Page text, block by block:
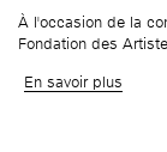
À l'occasion de la
Fondation des
En savoir plus